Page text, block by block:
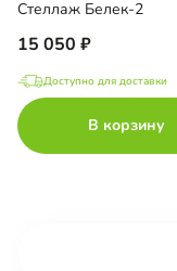
Стеллаж Белек-2
15 050
Доступно для доставки
В корзину